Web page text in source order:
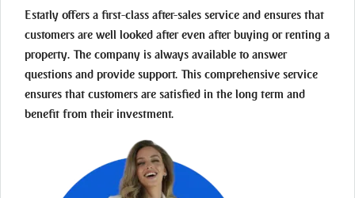
Estatly offers a first-class after-sales service and ensures that
customers are well looked after even after buying or renting a
property. The company is always available to answer
questions and provide support. This comprehensive service
ensures that customers are satisfied in the long term and
benefit from their investment.